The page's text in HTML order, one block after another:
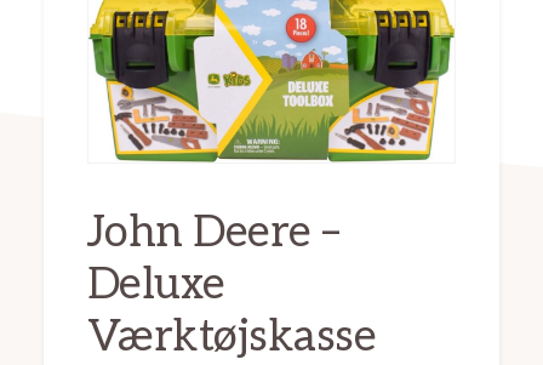
John Deere –
Deluxe
Værktøjskasse